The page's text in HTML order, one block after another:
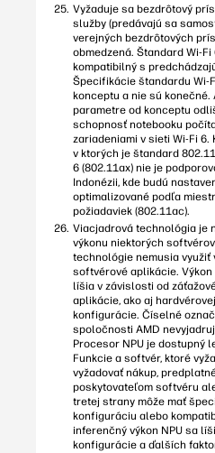
Vyžaduje sa bezdrôtový
služby (predávajú sa
verejných bezdrôtových
obmedzená. Štandard Wi-Fi
kompatibilný s
Špecifikácie štandardu Wi-
konceptu a nie sú konečné.
parametre od konceptu
schopnosť notebooku
zariadeniami v sieti Wi-Fi
v ktorých je štandard
6 (802.11ax) nie je
Indonézii, kde budú
optimalizované podľa
požiadaviek (802.11ac).
Viacjadrová technológia je
výkonu niektorých
technológie nemusia využiť
softvérové aplikácie.
líšia v závislosti od
aplikácie, ako aj
konfigurácie. Číselné
spoločnosti AMD
Procesor NPU je dostupný
Funkcie a softvér, ktoré
vyžadovať nákup,
poskytovateľom softvéru
tretej strany môže mať
konfiguráciu alebo
inferenčný výkon NPU sa
konfigurácie a ďalších